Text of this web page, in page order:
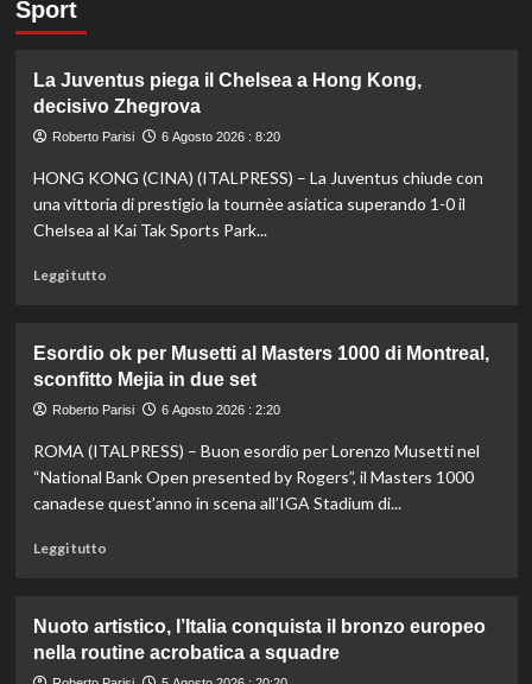
Sport
La Juventus piega il Chelsea a Hong Kong,
decisivo Zhegrova
Roberto Parisi 6 Agosto 2026 : 8:20
HONG KONG (CINA) (ITALPRESS) – La Juventus chiude con
una vittoria di prestigio la tournèe asiatica superando 1-0 il
Chelsea al Kai Tak Sports Park...
Leggi tuttoLeggi
La
Juventus
piega
Chelsea
a
Hong
Esordio ok per Musetti al Masters 1000 di Montreal,
sconfitto Mejia in due set
Roberto Parisi 6 Agosto 2026 : 2:20
ROMA (ITALPRESS) – Buon esordio per Lorenzo Musetti nel
“National Bank Open presented by Rogers”, il Masters 1000
canadese quest’anno in scena all’IGA Stadium di...
Leggi tuttoLeggi
Esordio
ok
per
Nuoto artistico, l’Italia conquista il bronzo europeo
nella routine acrobatica a squadre